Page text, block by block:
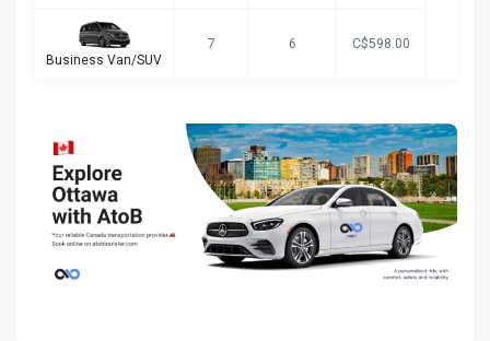
Business Van/SUV
7 6 C$598.00